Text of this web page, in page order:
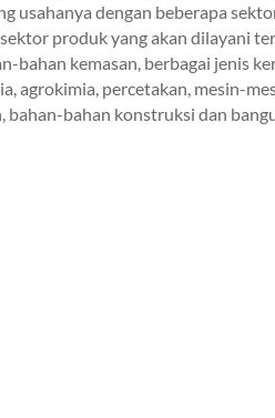
usahanya dengan beberapa
produk yang akan dilayani
bahan kemasan, berbagai jenis
agrokimia, percetakan, mesin-
bahan konstruksi dan